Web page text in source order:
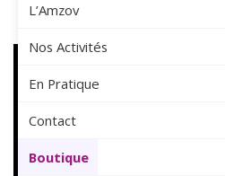
L’Amzov
Nos Activités
En Pratique
Contact
Boutique